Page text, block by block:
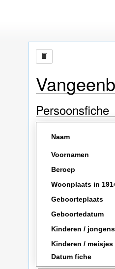
Persoonsfiche
Naam
Voornamen
Beroep
Woonplaats in
Geboorteplaats
Geboortedatum
Kinderen / jongens
Kinderen / meisjes
Datum fiche